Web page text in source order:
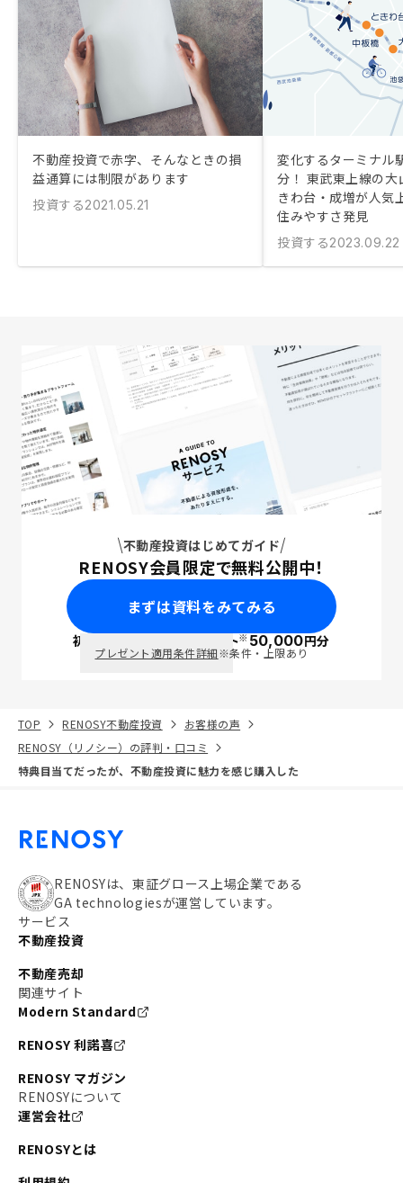
不動産投資で赤字、そんなときの損
益通算には制限があります
投資する2021.05.21
変化するターミナル
分！ 東武東上線の
きわ台・成増が人気
住みやすさ発見
投資する2023.09.22
不動産投資はじめてガイド
RENOSY会員限定で無料公開中！
まずは資料をみてみる
初回面談で ポイント※50,000円分
プレゼント適用条件詳細※条件・上限あり
TOP RENOSY不動産投資
お客様の声
RENOSY（リノシー）の評判・口コミ
特典目当てだったが、不動産投資に魅力を感じ購入した
RENOSYは、東証グロース上場企業である
GA technologiesが運営しています。
サービス
不動産投資
不動産売却
関連サイト
Modern Standard
RENOSY 利諾喜
RENOSY マガジン
RENOSYについて
運営会社
RENOSYとは